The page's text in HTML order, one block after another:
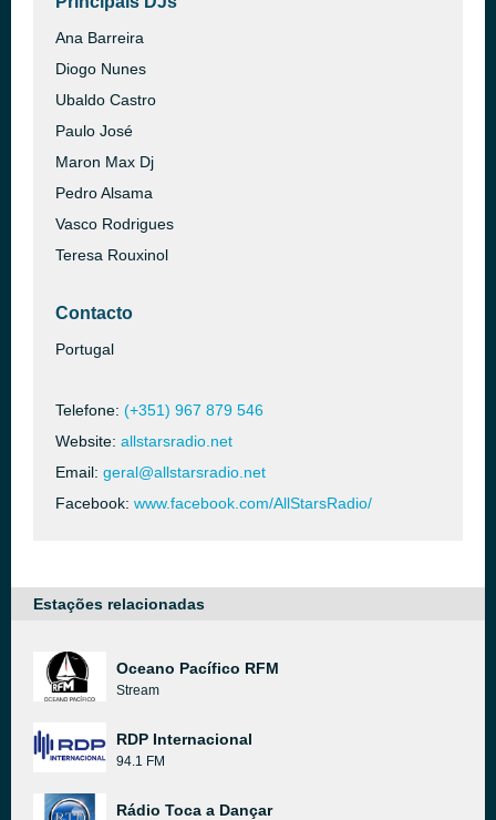
Ana Barreira
Diogo Nunes
Ubaldo Castro
Paulo José
Maron Max Dj
Pedro Alsama
Vasco Rodrigues
Teresa Rouxinol
Contacto
Portugal
Telefone: (+351) 967 879 546
Website: allstarsradio.net
Email: geral@allstarsradio.net
Facebook: www.facebook.com/AllStarsRadio/
Estações relacionadas
Oceano Pacífico RFM
Stream
RDP Internacional
94.1 FM
Rádio Toca a Dançar